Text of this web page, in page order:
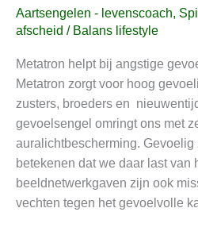
Aartsengelen - levenscoach,
afscheid / Balans lifestyle
Metatron helpt bij angstige
Metatron zorgt voor hoog
zusters, broeders en
gevoelsengel omringt ons met
auralichtbescherming. Gevoelig
betekenen dat we daar last van
beeldnetwerkgaven zijn ook
vechten tegen het gevoelvolle
en
ADHD
omringd
prikkelbaarheid
met
zelfliefde
en
auralichtbescherming